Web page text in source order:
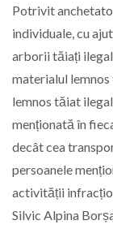
Potrivit
individuale, cu
arborii tăiați
materialul
lemnos tăiat
menționată în
decât cea
persoanele
activității
Silvic Alpina